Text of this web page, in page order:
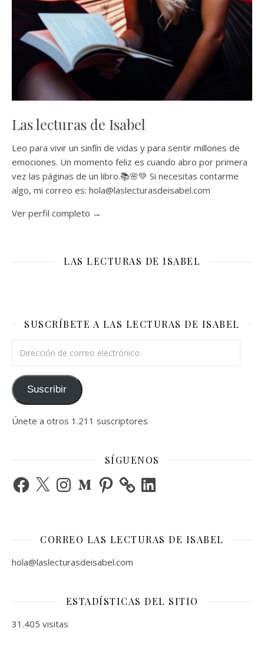
Las lecturas de Isabel
Leo para vivir un sinfín de vidas y para sentir millones de
emociones. Un momento feliz es cuando abro por primera
vez las páginas de un libro.📚🌸💚 Si necesitas contarme
algo, mi correo es: hola@laslecturasdeisabel.com
Ver perfil completo →
LAS LECTURAS DE ISABEL
SUSCRÍBETE A LAS LECTURAS DE ISABEL
Suscribir
Únete a otros 1.211 suscriptores
SÍGUENOS
Facebook
X InstagramMediumPinterest LinkedIn
CORREO LAS LECTURAS DE ISABEL
hola@laslecturasdeisabel.com
ESTADÍSTICAS DEL SITIO
31.405 visitas